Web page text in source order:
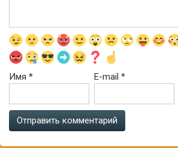
Имя * E-mail*